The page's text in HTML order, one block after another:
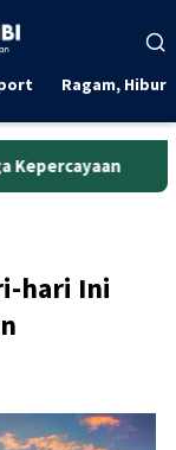
Ragam,
Curanmor di
hari Ini